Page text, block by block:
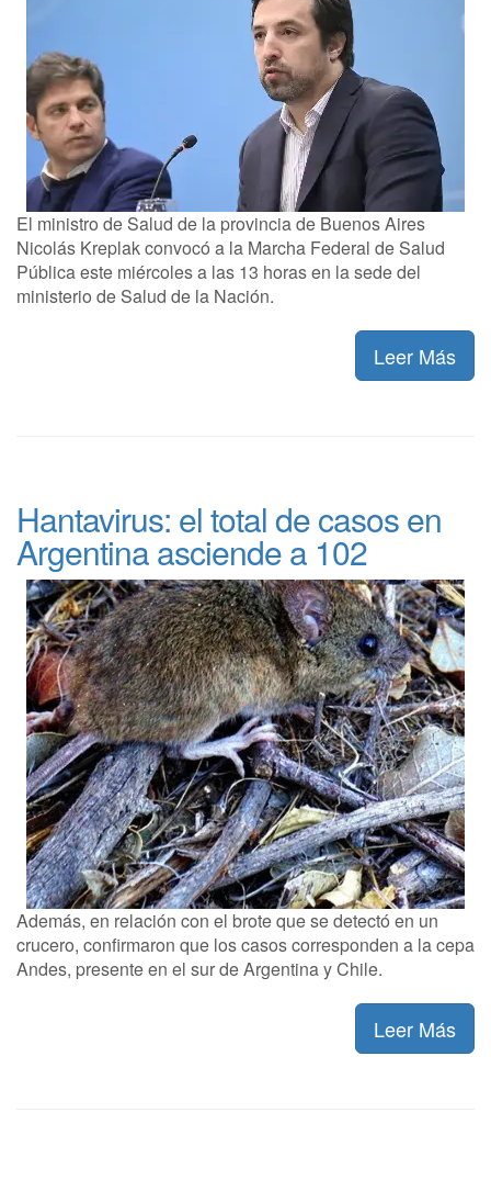
El ministro de Salud de la provincia de Buenos Aires
Nicolás Kreplak convocó a la Marcha Federal de Salud
Pública este miércoles a las 13 horas en la sede del
ministerio de Salud de la Nación.
Leer Más
Hantavirus: el total de casos en
Argentina asciende a 102
Además, en relación con el brote que se detectó en un
crucero, confirmaron que los casos corresponden a la cepa
Andes, presente en el sur de Argentina y Chile.
Leer Más